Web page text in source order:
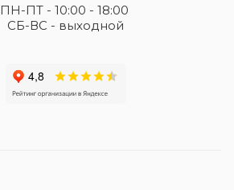
ПН-ПТ - 10:00 - 18:00
СБ-ВС - выходной